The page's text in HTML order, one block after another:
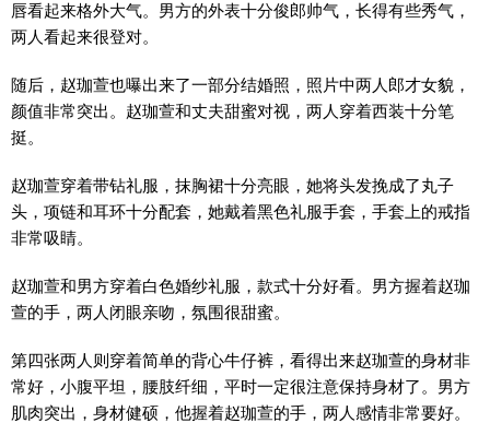
唇看起来格外大气。男方的外表十分俊郎帅气，长得有些秀气，
两人看起来很登对。
随后，赵珈萱也曝出来了一部分结婚照，照片中两人郎才女貌，
颜值非常突出。赵珈萱和丈夫甜蜜对视，两人穿着西装十分笔
挺。
赵珈萱穿着带钻礼服，抹胸裙十分亮眼，她将头发挽成了丸子
头，项链和耳环十分配套，她戴着黑色礼服手套，手套上的戒指
非常吸睛。
赵珈萱和男方穿着白色婚纱礼服，款式十分好看。男方握着赵珈
萱的手，两人闭眼亲吻，氛围很甜蜜。
第四张两人则穿着简单的背心牛仔裤，看得出来赵珈萱的身材非
常好，小腹平坦，腰肢纤细，平时一定很注意保持身材了。男方
肌肉突出，身材健硕，他握着赵珈萱的手，两人感情非常要好。